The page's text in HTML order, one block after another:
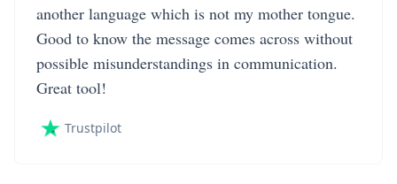
another language which is not my mother tongue.
Good to know the message comes across without
possible misunderstandings in communication.
Great tool!
Trustpilot